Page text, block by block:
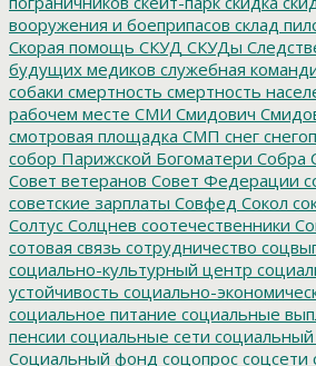
вооружения и боеприпасов склад
Скорая помощь СКУД СКУДы
будущих медиков служебная
собаки смертность смертность
рабочем месте СМИ Смидович
смотровая площадка СМП снег
собор Парижской Богоматери Собра
Совет ветеранов Совет Федерации
советские зарплаты Совфед Сокол
Солтус Солцнев соотечественники
сотовая связь сотрудничество
социально-культурный центр
устойчивость социально-
социальное питание социальные
пенсии социальные сети социальный
Социальный фонд соцопрос соцсети